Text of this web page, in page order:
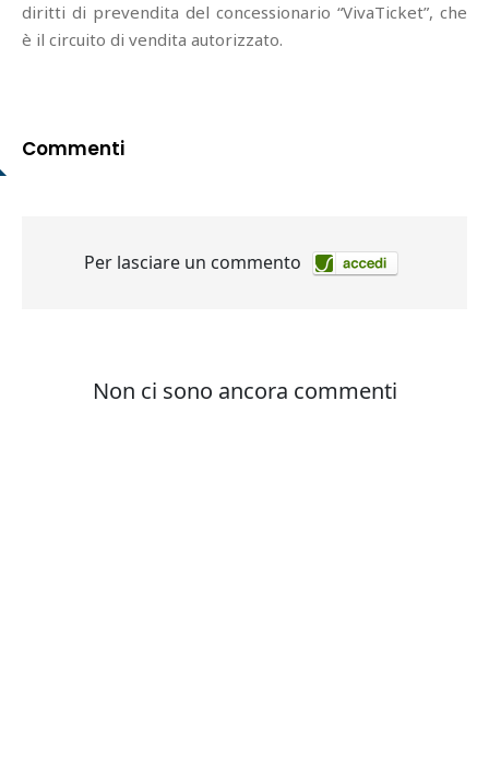
diritti di prevendita del concessionario “VivaTicket”, che
è il circuito di vendita autorizzato.
Commenti